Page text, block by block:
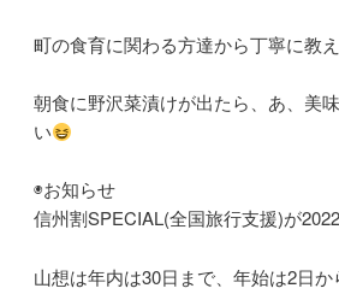
町の食育に関わる方達から丁寧に教
朝食に野沢菜漬けが出たら、あ、美
い
◉お知らせ
信州割SPECIAL(全国旅行支援)が
山想は年内は30日まで、年始は2日か